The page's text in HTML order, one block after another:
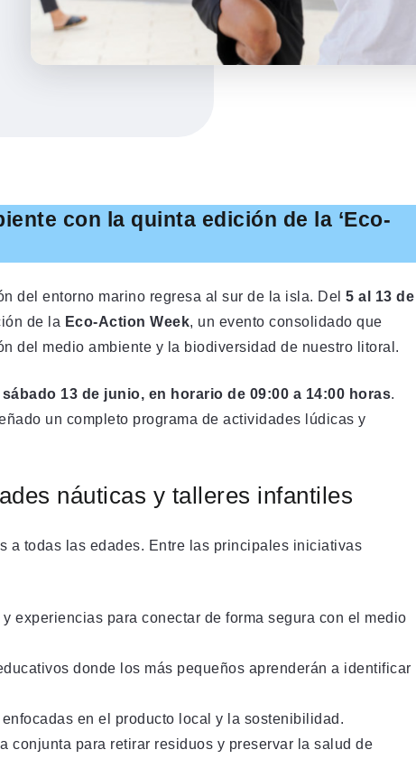
con la quinta edición de la ‘Eco-
del entorno marino regresa al sur de la isla. Del 5 al 13 de
de la Eco-Action Week, un evento consolidado que
del medio ambiente y la biodiversidad de nuestro litoral.
sábado 13 de junio, en horario de 09:00 a 14:00 horas.
un completo programa de actividades lúdicas y
náuticas y talleres infantiles
a todas las edades. Entre las principales iniciativas
y experiencias para conectar de forma segura con el medio
donde los más pequeños aprenderán a identificar
en el producto local y la sostenibilidad.
conjunta para retirar residuos y preservar la salud de